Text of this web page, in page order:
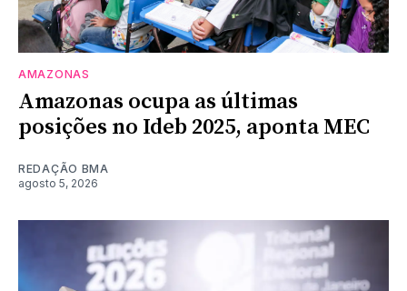
AMAZONAS
Amazonas ocupa as últimas
posições no Ideb 2025, aponta MEC
REDAÇÃO BMA
agosto 5, 2026